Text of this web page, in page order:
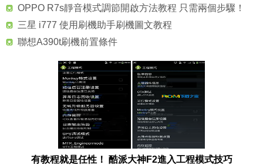
OPPO R7s靜音模式調節開啟方法教程 只需兩個步驟！
三星 i777 使用刷機助手刷機圖文教程
聯想A390t刷機前置條件
有教程就是任性！ 酷派大神F2進入工程模式技巧